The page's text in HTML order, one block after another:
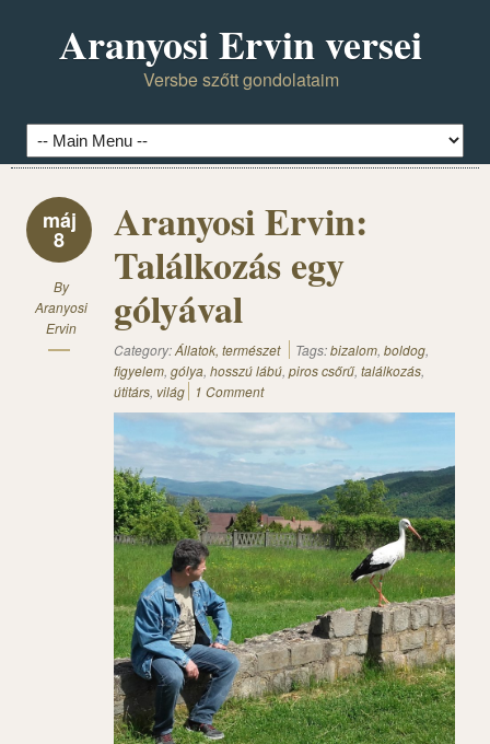
Aranyosi Ervin versei
Versbe szőtt gondolataim
máj
8
By
Aranyosi
Ervin
Aranyosi Ervin:
Találkozás egy
gólyával
Category:Állatok, természet Tags:bizalom, boldog,
figyelem, gólya, hosszú lábú, piros csőrű, találkozás,
útitárs, világ 1 Comment